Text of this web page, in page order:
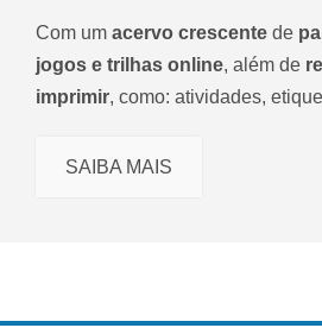
Com um acervo crescente de
jogos e trilhas online, além de
imprimir, como: atividades,
SAIBA MAIS